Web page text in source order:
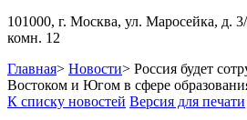
101000, г. Москва, ул. Маросейка, д.
комн. 12
Главная> Новости> Россия будет
Востоком и Югом в сфере
К списку новостей Версия для печати